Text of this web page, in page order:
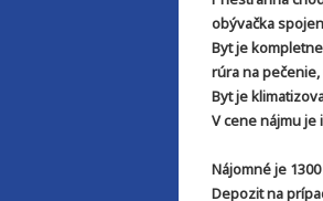
obývačka
Byt je
rúra na
Byt je
V cene nájmu
Nájomné je
Depozit na